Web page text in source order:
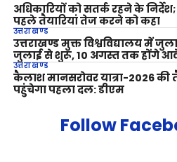
अधिकारियों को सतर्क रहने के
पहले तैयारियां तेज करने को कहा
उत्तराखण्ड
उत्तराखण्ड मुक्त विश्वविद्यालय में
जुलाई से शुरू, 10 अगस्त तक होंगे
उत्तराखण्ड
कैलाश मानसरोवर यात्रा-2026 की
पहुंचेगा पहला दल: डीएम
Follow